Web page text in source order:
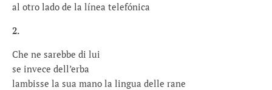
al otro lado de la línea telefónica
2.
Che ne sarebbe di lui
se invece dell’erba
lambisse la sua mano la lingua delle rane